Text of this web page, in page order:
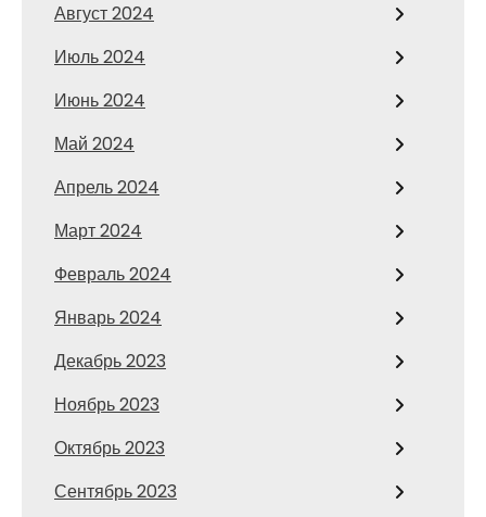
Август 2024
Июль 2024
Июнь 2024
Май 2024
Апрель 2024
Март 2024
Февраль 2024
Январь 2024
Декабрь 2023
Ноябрь 2023
Октябрь 2023
Сентябрь 2023